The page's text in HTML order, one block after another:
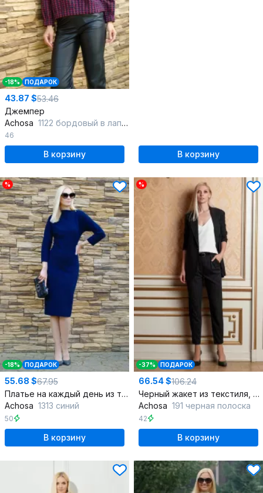
-18% ПОДАРОК
43.87 $53.46
Джемпер
Achosa 1122 бордовый в лапку
46
В корзину В корзину
%
-18% ПОДАРОК
55.68 $67.95
Платье на каждый день из трикотажа с капелькой
Achosa 1313 синий
50
В корзину
%
-37% ПОДАРОК
66.54 $106.24
Черный жакет из текстиля, деловой стиль, демисезон
Achosa 191 черная полоска
42
В корзину